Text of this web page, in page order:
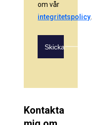
om vår
integritetspolicy
Skicka
Kontakta